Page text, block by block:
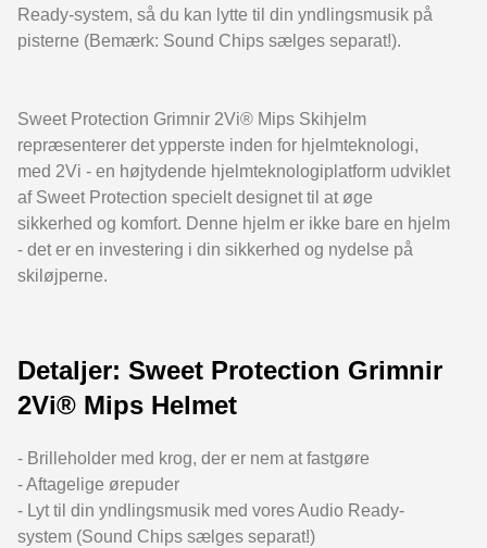
Ready-system, så du kan lytte til din yndlingsmusik på
pisterne (Bemærk: Sound Chips sælges separat!).
Sweet Protection Grimnir 2Vi® Mips Skihjelm
repræsenterer det ypperste inden for hjelmteknologi,
med 2Vi - en højtydende hjelmteknologiplatform udviklet
af Sweet Protection specielt designet til at øge
sikkerhed og komfort. Denne hjelm er ikke bare en hjelm
- det er en investering i din sikkerhed og nydelse på
skiløjperne.
Detaljer: Sweet Protection Grimnir
2Vi® Mips Helmet
- Brilleholder med krog, der er nem at fastgøre
- Aftagelige ørepuder
- Lyt til din yndlingsmusik med vores Audio Ready-
system (Sound Chips sælges separat!)